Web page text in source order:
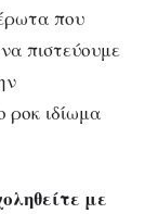
που
πιστεύουμε
ροκ ιδίωμα
με